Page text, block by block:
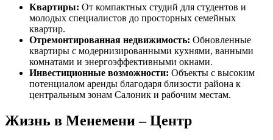
Квартиры: От компактных студий для студентов и
молодых специалистов до просторных семейных
квартир.
Отремонтированная недвижимость: Обновленные
квартиры с модернизированными кухнями, ванными
комнатами и энергоэффективными окнами.
Инвестиционные возможности: Объекты с высоким
потенциалом аренды благодаря близости района к
центральным зонам Салоник и рабочим местам.
Жизнь в Менемени – Центр